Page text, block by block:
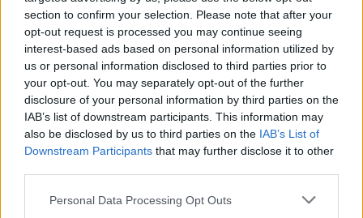
section to confirm your selection. Please note that after your
opt-out request is processed you may continue seeing
interest-based ads based on personal information utilized by
us or personal information disclosed to third parties prior to
your opt-out. You may separately opt-out of the further
disclosure of your personal information by third parties on the
IAB’s list of downstream participants. This information may
also be disclosed by us to third parties on the IAB’s List of
Downstream Participants that may further disclose it to other
Please note that this website/app uses one or more Google
Personal Data Processing Opt Outs
Notizie in tempo reale?
Entra nel canale telegram di
GalluraOggi.it
Inviaci le tue segnalazioni,
i tuoi video e le tue foto
Su WhatsApp al numero +39